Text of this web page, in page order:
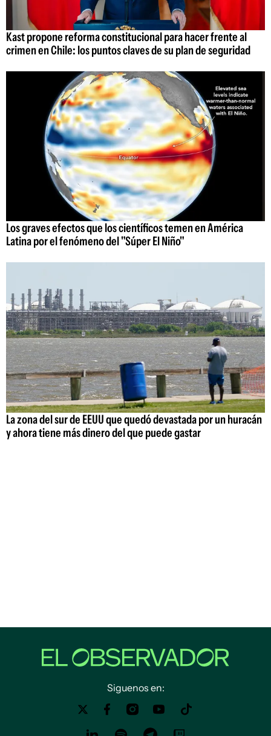
Kast propone reforma constitucional para hacer frente al
crimen en Chile: los puntos claves de su plan de seguridad
Los graves efectos que los científicos temen en América
Latina por el fenómeno del "Súper El Niño"
La zona del sur de EEUU que quedó devastada por un huracán
y ahora tiene más dinero del que puede gastar
Siguenos en: